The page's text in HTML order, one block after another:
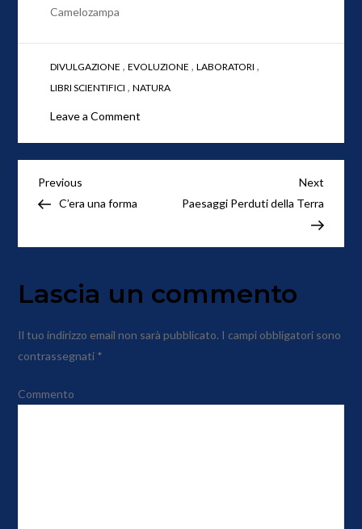
Camelozampa
DIVULGAZIONE ,EVOLUZIONE ,LABORATORI ,
LIBRI SCIENTIFICI ,NATURA
Leave a Comment
Navigazione
Previous
Post
Previous
C’era una forma
Next
Post
Next
Paesaggi Perduti della Terra
Lascia un commento
Il tuo indirizzo email non sarà pubblicato. I campi obbligatori sono
contrassegnati *
Commento